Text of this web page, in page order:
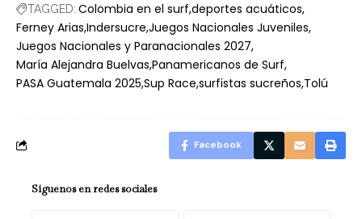
TAGGED: Colombia en el surf deportes acuáticos
Ferney Arias Indersucre Juegos Nacionales Juveniles
Juegos Nacionales y Paranacionales 2027
María Alejandra Buelvas Panamericanos de Surf
PASA Guatemala 2025 Sup Race surfistas sucreños Tolú
Facebook
Síguenos en redes sociales